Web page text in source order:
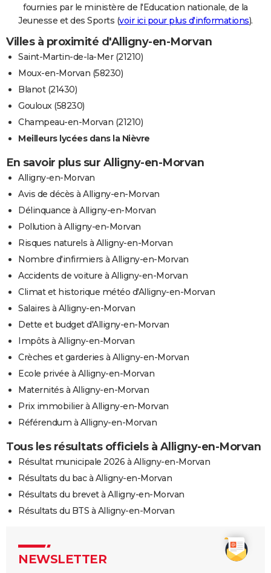
fournies par le ministère de l'Education nationale, de la
Jeunesse et des Sports (voir ici pour plus d'informations).
Villes à proximité d'Alligny-en-Morvan
Saint-Martin-de-la-Mer (21210)
Moux-en-Morvan (58230)
Blanot (21430)
Gouloux (58230)
Champeau-en-Morvan (21210)
Meilleurs lycées dans la Nièvre
En savoir plus sur Alligny-en-Morvan
Alligny-en-Morvan
Avis de décès à Alligny-en-Morvan
Délinquance à Alligny-en-Morvan
Pollution à Alligny-en-Morvan
Risques naturels à Alligny-en-Morvan
Nombre d'infirmiers à Alligny-en-Morvan
Accidents de voiture à Alligny-en-Morvan
Climat et historique météo d'Alligny-en-Morvan
Salaires à Alligny-en-Morvan
Dette et budget d'Alligny-en-Morvan
Impôts à Alligny-en-Morvan
Crèches et garderies à Alligny-en-Morvan
Ecole privée à Alligny-en-Morvan
Maternités à Alligny-en-Morvan
Prix immobilier à Alligny-en-Morvan
Référendum à Alligny-en-Morvan
Tous les résultats officiels à Alligny-en-Morvan
Résultat municipale 2026 à Alligny-en-Morvan
Résultats du bac à Alligny-en-Morvan
Résultats du brevet à Alligny-en-Morvan
Résultats du BTS à Alligny-en-Morvan
NEWSLETTER